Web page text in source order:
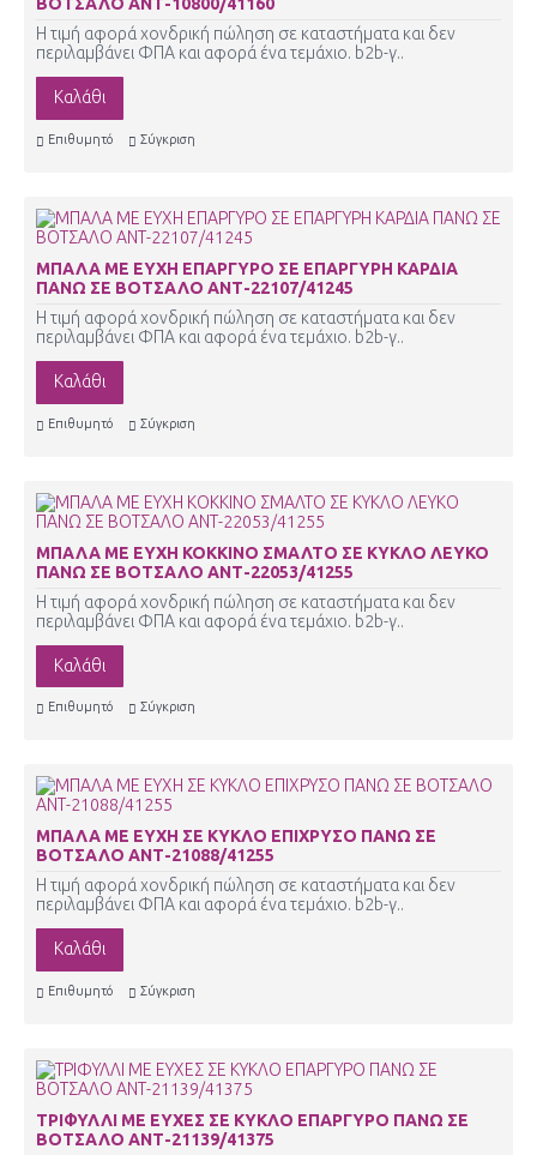
Η τιμή αφορά χονδρική πώληση σε καταστήματα και δεν
περιλαμβάνει ΦΠΑ και αφορά ένα τεμάχιο. b2b-γ..
Καλάθι
Επιθυμητό Σύγκριση
ΜΠΑΛΑ ΜΕ ΕΥΧΗ ΕΠΑΡΓΥΡΟ ΣΕ ΕΠΑΡΓΥΡΗ ΚΑΡΔΙΑ
ΠΑΝΩ ΣΕ ΒΟΤΣΑΛΟ ΑΝΤ-22107/41245
Η τιμή αφορά χονδρική πώληση σε καταστήματα και δεν
περιλαμβάνει ΦΠΑ και αφορά ένα τεμάχιο. b2b-γ..
Καλάθι
Επιθυμητό Σύγκριση
ΜΠΑΛΑ ΜΕ ΕΥΧΗ ΚΟΚΚΙΝΟ ΣΜΑΛΤΟ ΣΕ ΚΥΚΛΟ ΛΕΥΚΟ
ΠΑΝΩ ΣΕ ΒΟΤΣΑΛΟ ΑΝΤ-22053/41255
Η τιμή αφορά χονδρική πώληση σε καταστήματα και δεν
περιλαμβάνει ΦΠΑ και αφορά ένα τεμάχιο. b2b-γ..
Καλάθι
Επιθυμητό Σύγκριση
ΜΠΑΛΑ ΜΕ ΕΥΧΗ ΣΕ ΚΥΚΛΟ ΕΠΙΧΡΥΣΟ ΠΑΝΩ ΣΕ
ΒΟΤΣΑΛΟ ΑΝΤ-21088/41255
Η τιμή αφορά χονδρική πώληση σε καταστήματα και δεν
περιλαμβάνει ΦΠΑ και αφορά ένα τεμάχιο. b2b-γ..
Καλάθι
Επιθυμητό Σύγκριση
ΤΡΙΦΥΛΛΙ ΜΕ ΕΥΧΕΣ ΣΕ ΚΥΚΛΟ ΕΠΑΡΓΥΡΟ ΠΑΝΩ ΣΕ
ΒΟΤΣΑΛΟ ΑΝΤ-21139/41375